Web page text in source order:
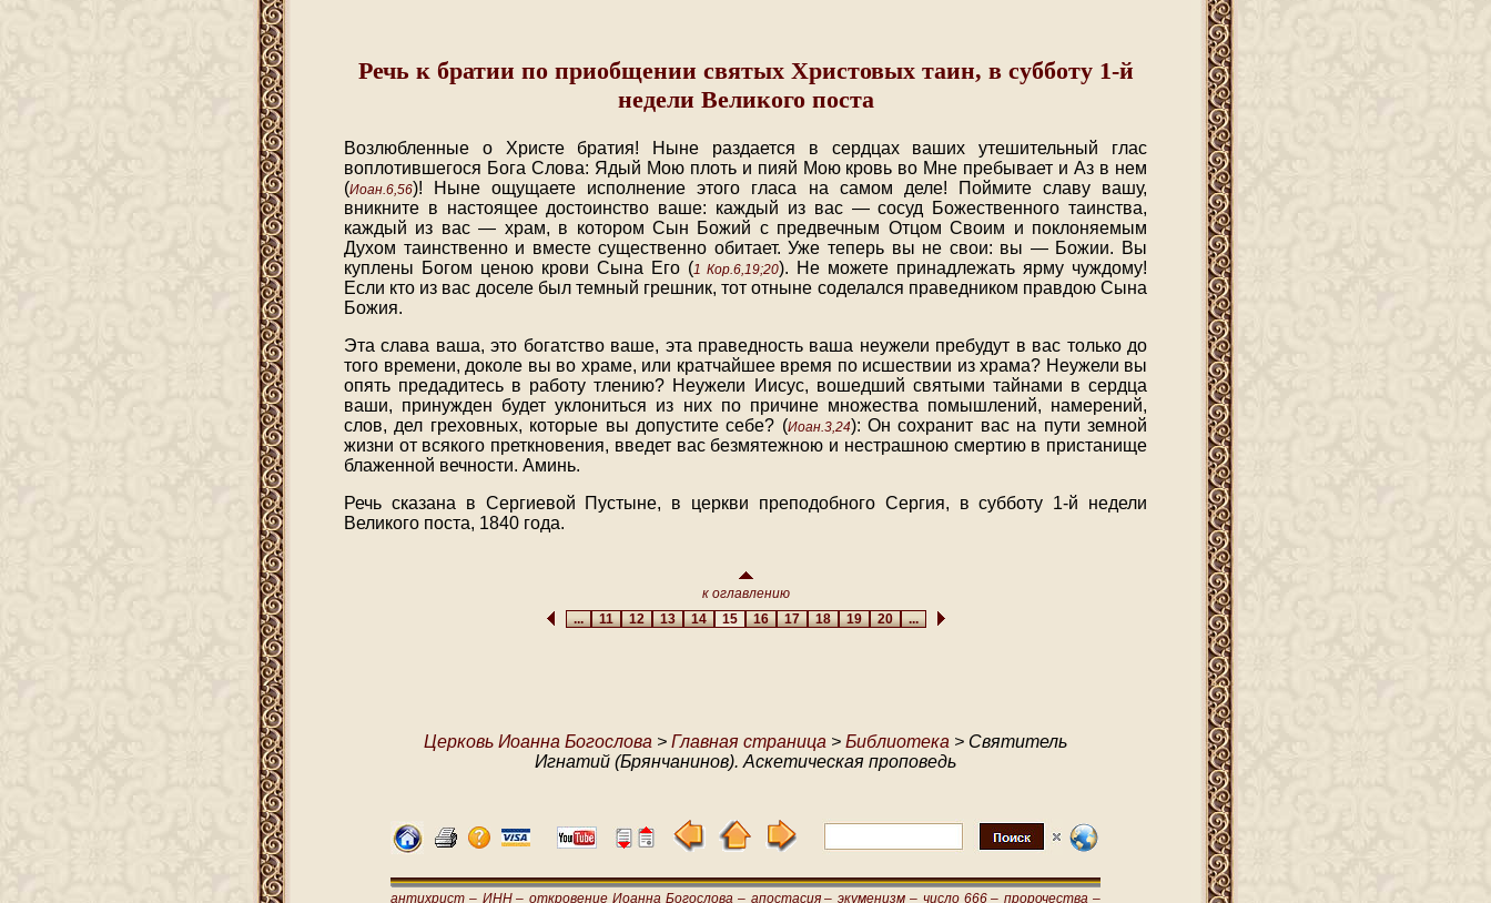
Речь к братии по приобщении святых Христовых таин, в субботу 1-й
недели Великого поста
Возлюбленные о Христе братия! Ныне раздается в сердцах ваших утешительный глас
воплотившегося Бога Слова: Ядый Мою плоть и пияй Мою кровь во Мне пребывает и Аз в нем
(Иоан.6,56)! Ныне ощущаете исполнение этого гласа на самом деле! Поймите славу вашу,
вникните в настоящее достоинство ваше: каждый из вас — сосуд Божественного таинства,
каждый из вас — храм, в котором Сын Божий с предвечным Отцом Своим и поклоняемым
Духом таинственно и вместе существенно обитает. Уже теперь вы не свои: вы — Божии. Вы
куплены Богом ценою крови Сына Его (1 Кор.6,19;20). Не можете принадлежать ярму чуждому!
Если кто из вас доселе был темный грешник, тот отныне соделался праведником правдою Сына
Божия.
Эта слава ваша, это богатство ваше, эта праведность ваша неужели пребудут в вас только до
того времени, доколе вы во храме, или кратчайшее время по исшествии из храма? Неужели вы
опять предадитесь в работу тлению? Неужели Иисус, вошедший святыми тайнами в сердца
ваши, принужден будет уклониться из них по причине множества помышлений, намерений,
слов, дел греховных, которые вы допустите себе? (Иоан.3,24): Он сохранит вас на пути земной
жизни от всякого преткновения, введет вас безмятежною и нестрашною смертию в пристанище
блаженной вечности. Аминь.
Речь сказана в Сергиевой Пустыне, в церкви преподобного Сергия, в субботу 1-й недели
Великого поста, 1840 года.
к оглавлению
...11121314 15 1617181920...
Церковь Иоанна Богослова > Главная страница > Библиотека > Святитель
Игнатий (Брянчанинов). Аскетическая проповедь
антихрист – ИНН – откровение Иоанна Богослова – апостасия – экуменизм – число 666 – пророчества –